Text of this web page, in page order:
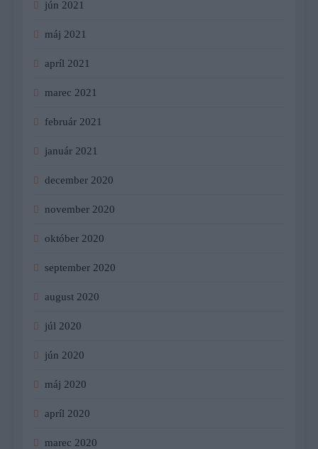
jún 2021
máj 2021
apríl 2021
marec 2021
február 2021
január 2021
december 2020
november 2020
október 2020
september 2020
august 2020
júl 2020
jún 2020
máj 2020
apríl 2020
marec 2020